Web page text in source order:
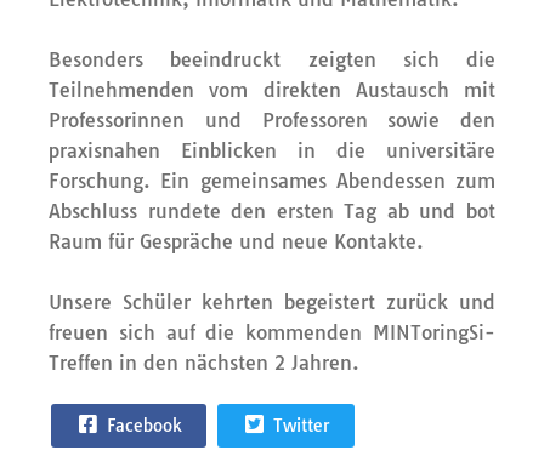
Besonders beeindruckt zeigten sich die
Teilnehmenden vom direkten Austausch mit
Professorinnen und Professoren sowie den
praxisnahen Einblicken in die universitäre
Forschung. Ein gemeinsames Abendessen zum
Abschluss rundete den ersten Tag ab und bot
Raum für Gespräche und neue Kontakte.
Unsere Schüler kehrten begeistert zurück und
freuen sich auf die kommenden MINToringSi-
Treffen in den nächsten 2 Jahren.
Facebook Twitter